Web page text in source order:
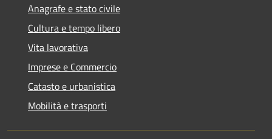
Anagrafe e stato civile
Cultura e tempo libero
Vita lavorativa
Imprese e Commercio
Catasto e urbanistica
Mobilità e trasporti